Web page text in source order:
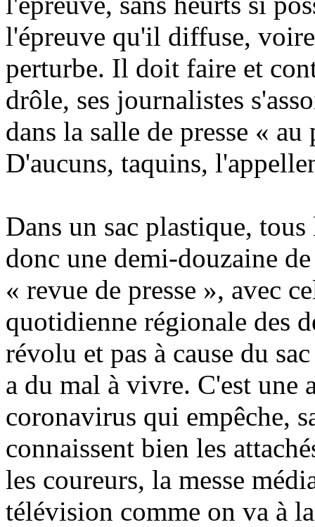
l'épreuve qu'il diffuse,
perturbe. Il doit faire et
drôle, ses journalistes
dans la salle de presse «
D'aucuns, taquins,
Dans un sac plastique,
donc une demi-douzaine
« revue de presse », avec
quotidienne régionale des
révolu et pas à cause du
a du mal à vivre. C'est une
coronavirus qui empêche,
connaissent bien les
les coureurs, la messe
télévision comme on va à